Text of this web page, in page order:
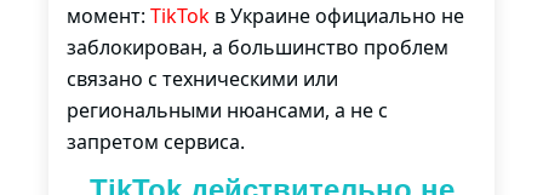
момент: TikTok в Украине официально не
заблокирован, а большинство проблем
связано с техническими или
региональными нюансами, а не с
запретом сервиса.